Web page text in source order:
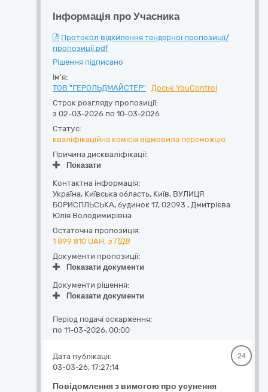
Інформація про Учасника
Протокол відхилення тендерної пропозиції/
пропозиції.pdf
Рішення підписано
Ім'я:
ТОВ "ГЕРОЛЬДМАЙСТЕР"
Досьє YouControl
Строк розгляду пропозиції:
з 02-03-2026 по 10-03-2026
Статус:
кваліфікаційна комісія відмовила переможцю
Причина дискваліфікації:
Показати
Контактна інформація:
Україна, Київська область, Київ, ВУЛИЦЯ
БОРИСПЛЬСЬКА, будинок 17, 02093 , Дмитрієва
Юлія Володимирівна
Остаточна пропозиція:
1 899 810 UAH, з ПДВ
Документи пропозиції:
Показати документи
Документи рішення:
Показати документи
Період подачі оскарження:
по 11-03-2026, 00:00
Повідомлення з вимогою про усунення
Дата публікації:
03-03-26, 17:27:14
24